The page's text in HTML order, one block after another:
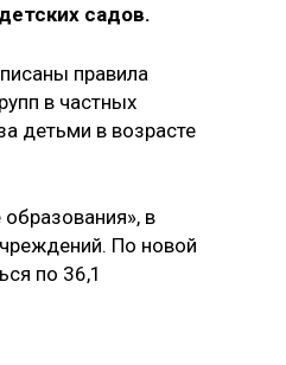
садов.
правила
в частных
детьми в возрасте
в
По новой
по 36,1